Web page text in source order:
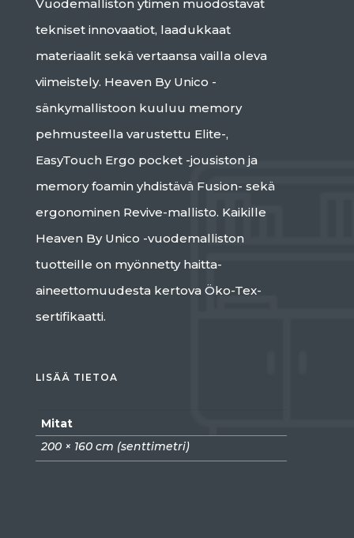
Vuodemalliston ytimen muodostavat
tekniset innovaatiot, laadukkaat
materiaalit sekä vertaansa vailla oleva
viimeistely. Heaven By Unico -
sänkymallistoon kuuluu memory
pehmusteella varustettu Elite-,
EasyTouch Ergo pocket -jousiston ja
memory foamin yhdistävä Fusion- sekä
ergonominen Revive-mallisto. Kaikille
Heaven By Unico -vuodemalliston
tuotteille on myönnetty haitta-
aineettomuudesta kertova Öko-Tex-
sertifikaatti.
LISÄÄ TIETOA
Mitat
200 × 160 cm (senttimetri)